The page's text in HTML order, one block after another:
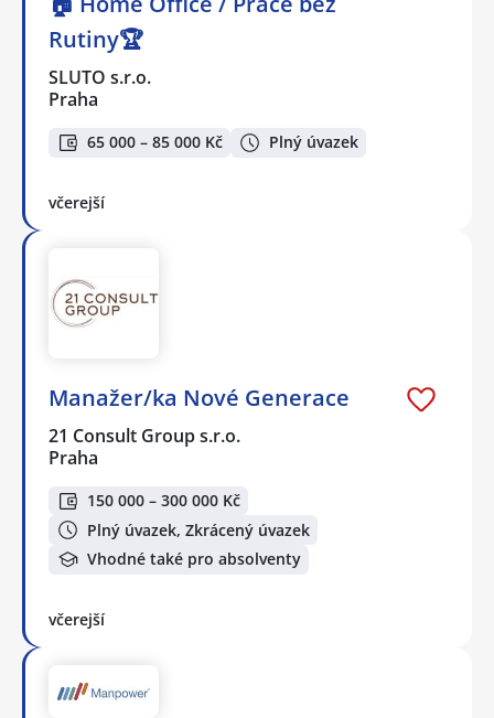
Rutiny🏆
SLUTO s.r.o.
Praha
65 000 – 85 000 Kč Plný úvazek
včerejší
Manažer/ka Nové Generace
21 Consult Group s.r.o.
Praha
150 000 – 300 000 Kč
Plný úvazek, Zkrácený úvazek
Vhodné také pro absolventy
včerejší